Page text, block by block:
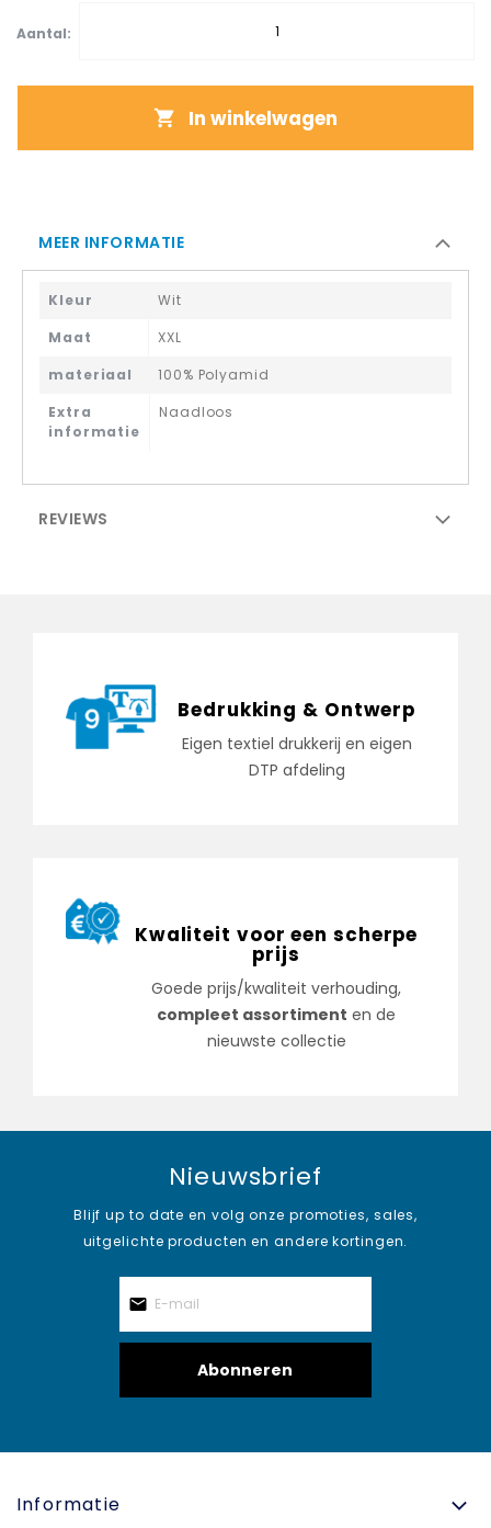
Aantal:
In winkelwagen
MEER INFORMATIE
Kleur
Wit
Maat
XXL
materiaal
100% Polyamid
Extra
informatie
Naadloos
REVIEWS
Bedrukking & Ontwerp
Eigen textiel drukkerij en eigen
DTP afdeling
Kwaliteit voor een scherpe
prijs
Goede prijs/kwaliteit verhouding,
compleet assortiment en de
nieuwste collectie
Nieuwsbrief
Blijf up to date en volg onze promoties, sales,
uitgelichte producten en andere kortingen.
Abonneren
Informatie